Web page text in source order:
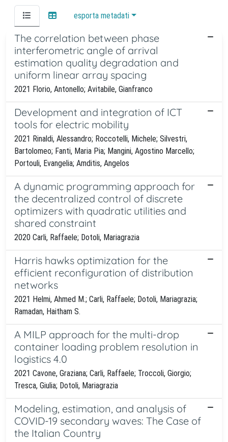
esporta metadati
The correlation between phase
interferometric angle of arrival
estimation quality degradation and
uniform linear array spacing
2021 Florio, Antonello; Avitabile, Gianfranco
Development and integration of ICT
tools for electric mobility
2021 Rinaldi, Alessandro; Roccotelli, Michele; Silvestri,
Bartolomeo; Fanti, Maria Pia; Mangini, Agostino Marcello;
Portouli, Evangelia; Amditis, Angelos
A dynamic programming approach for
the decentralized control of discrete
optimizers with quadratic utilities and
shared constraint
2020 Carli, Raffaele; Dotoli, Mariagrazia
Harris hawks optimization for the
efficient reconfiguration of distribution
networks
2021 Helmi, Ahmed M.; Carli, Raffaele; Dotoli, Mariagrazia;
Ramadan, Haitham S.
A MILP approach for the multi-drop
container loading problem resolution in
logistics 4.0
2021 Cavone, Graziana; Carli, Raffaele; Troccoli, Giorgio;
Tresca, Giulia; Dotoli, Mariagrazia
Modeling, estimation, and analysis of
COVID-19 secondary waves: The Case of
the Italian Country